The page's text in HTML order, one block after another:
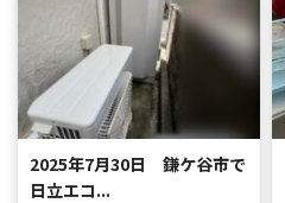
2025年7月30日 鎌ケ谷市で
日立エコ...